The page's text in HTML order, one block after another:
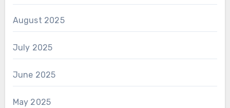
August 2025
July 2025
June 2025
May 2025